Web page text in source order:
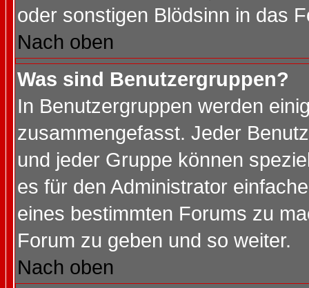
oder sonstigen Blödsinn in das
Nach oben
Was sind Benutzergruppen?
In Benutzergruppen werden
zusammengefasst. Jeder
und jeder Gruppe können
es für den Administrator
eines bestimmten Forums zu
Forum zu geben und so weiter.
Nach oben